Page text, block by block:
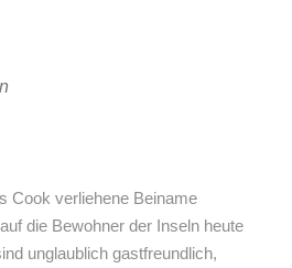
Cook verliehene Beiname
die Bewohner der Inseln heute
unglaublich gastfreundlich,